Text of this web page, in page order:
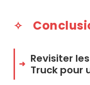
Revisiter
Truck pour